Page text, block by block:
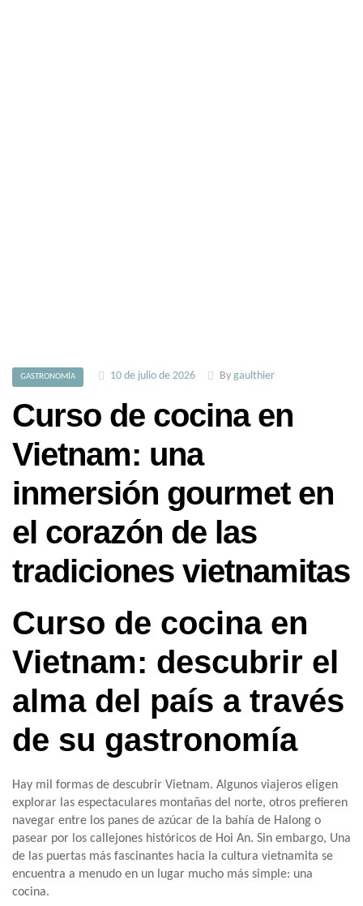
GASTRONOMÍA 10 de julio de 2026 By gaulthier
Curso de cocina en
Vietnam: una
inmersión gourmet en
el corazón de las
tradiciones vietnamitas
Curso de cocina en
Vietnam: descubrir el
alma del país a través
de su gastronomía
Hay mil formas de descubrir Vietnam. Algunos viajeros eligen
explorar las espectaculares montañas del norte, otros prefieren
navegar entre los panes de azúcar de la bahía de Halong o
pasear por los callejones históricos de Hoi An. Sin embargo, Una
de las puertas más fascinantes hacia la cultura vietnamita se
encuentra a menudo en un lugar mucho más simple: una
cocina.